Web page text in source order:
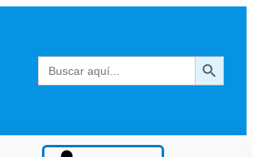
Buscar: Botón de búsqueda